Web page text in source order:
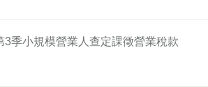
季小規模營業人查定課徵營業稅款